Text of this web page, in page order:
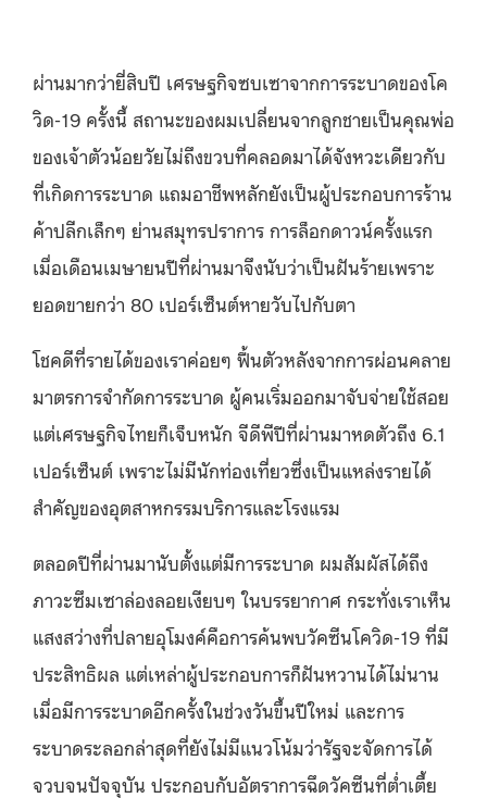
ผ่านมากว่ายี่สิบปี เศรษฐกิจซบเซาจากการระบาดของโค
วิด-19 ครั้งนี้ สถานะของผมเปลี่ยนจากลูกชายเป็นคุณพ่อ
ของเจ้าตัวน้อยวัยไม่ถึงขวบที่คลอดมาได้จังหวะเดียวกับ
ที่เกิดการระบาด แถมอาชีพหลักยังเป็นผู้ประกอบการร้าน
ค้าปลีกเล็กๆ ย่านสมุทรปราการ การล็อกดาวน์ครั้งแรก
เมื่อเดือนเมษายนปีที่ผ่านมาจึงนับว่าเป็นฝันร้ายเพราะ
ยอดขายกว่า 80 เปอร์เซ็นต์หายวับไปกับตา
โชคดีที่รายได้ของเราค่อยๆ ฟื้นตัวหลังจากการผ่อนคลาย
มาตรการจำกัดการระบาด ผู้คนเริ่มออกมาจับจ่ายใช้สอย
แต่เศรษฐกิจไทยก็เจ็บหนัก จีดีพีปีที่ผ่านมาหดตัวถึง 6.1
เปอร์เซ็นต์ เพราะไม่มีนักท่องเที่ยวซึ่งเป็นแหล่งรายได้
สำคัญของอุตสาหกรรมบริการและโรงแรม
ตลอดปีที่ผ่านมานับตั้งแต่มีการระบาด ผมสัมผัสได้ถึง
ภาวะซึมเซาล่องลอยเงียบๆ ในบรรยากาศ กระทั่งเราเห็น
แสงสว่างที่ปลายอุโมงค์คือการค้นพบวัคซีนโควิด-19 ที่มี
ประสิทธิผล แต่เหล่าผู้ประกอบการก็ฝันหวานได้ไม่นาน
เมื่อมีการระบาดอีกครั้งในช่วงวันขึ้นปีใหม่ และการ
ระบาดระลอกล่าสุดที่ยังไม่มีแนวโน้มว่ารัฐจะจัดการได้
จวบจนปัจจุบัน ประกอบกับอัตราการฉึดวัคซีนที่ต่ำเตี้ย